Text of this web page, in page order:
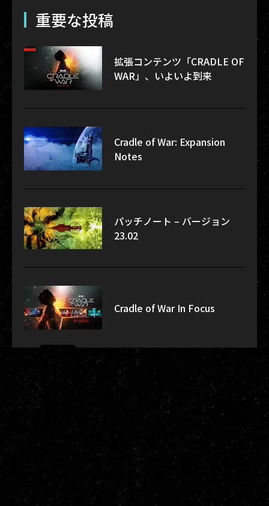
重要な投稿
拡張コンテンツ「CRADLE OF
WAR」、いよいよ到来
Cradle of War: Expansion
Notes
パッチノート – バージョン
23.02
Cradle of War In Focus